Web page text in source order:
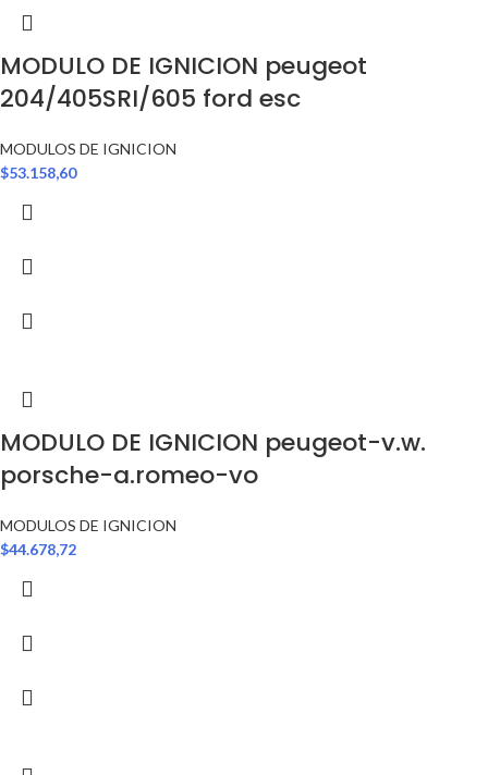
MODULO DE IGNICION peugeot
204/405SRI/605 ford esc
MODULOS DE IGNICION
$53.158,60
MODULO DE IGNICION peugeot-v.w.
porsche-a.romeo-vo
MODULOS DE IGNICION
$44.678,72